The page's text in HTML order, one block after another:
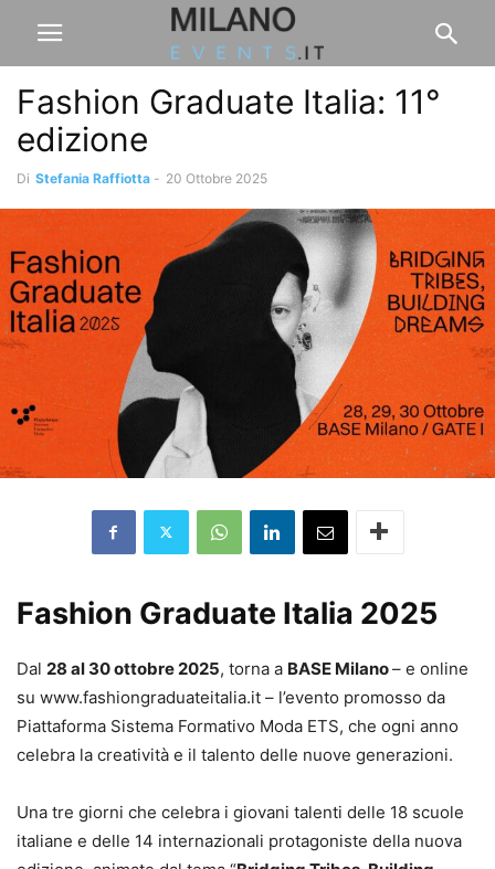
Fashion Graduate Italia: 11°
edizione
Di Stefania Raffiotta - 20 Ottobre 2025
Fashion Graduate Italia 2025
Dal 28 al 30 ottobre 2025, torna a BASE Milano– e online
su www.fashiongraduateitalia.it – l’evento promosso da
Piattaforma Sistema Formativo Moda ETS, che ogni anno
celebra la creatività e il talento delle nuove generazioni.
Una tre giorni che celebra i giovani talenti delle 18 scuole
italiane e delle 14 internazionali protagoniste della nuova